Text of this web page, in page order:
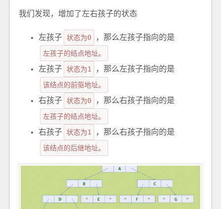
我们发现，增加了左右孩子的状态
左孩子 状态为0
，那么左孩子指向的是
左孩子的结点地址。
左孩子 状态为1
，那么左孩子指向的是
该结点的前驱地址。
右孩子 状态为0
，那么右孩子指向的是
左孩子的结点地址。
右孩子 状态为1
，那么右孩子指向的是
该结点的后继地址。